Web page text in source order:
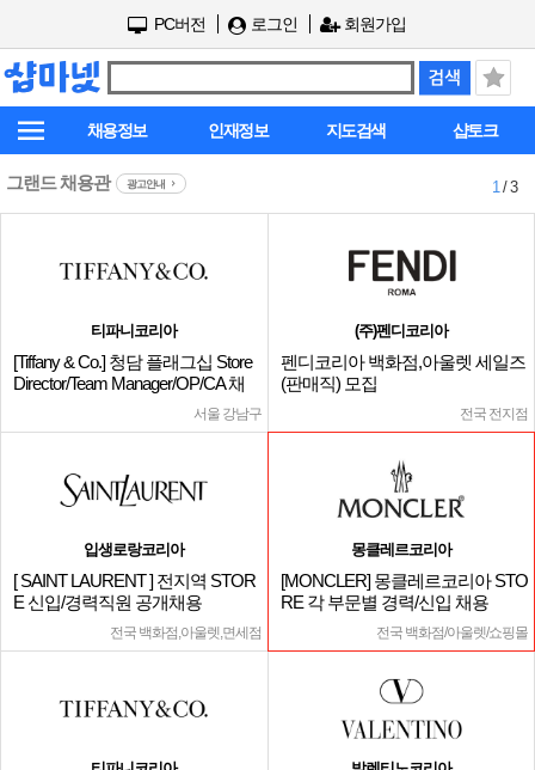
PC버전 로그인 회원가입
채용정보 인재정보 지도검색 샵토크
그랜드 채용관 광고안내 1/ 3
티파니코리아
[Tiffany & Co.] 청담 플래그십 Store
Director/Team Manager/OP/CA 채
서울 강남구
(주)펜디코리아
펜디코리아 백화점,아울렛 세일즈
(판매직) 모집
전국 전지점
입생로랑코리아
[ SAINT LAURENT ] 전지역 STOR
E 신입/경력직원 공개채용
전국 백화점,아울렛,면세점
몽클레르코리아
[MONCLER] 몽클레르코리아 STO
RE 각 부문별 경력/신입 채용
전국 백화점/아울렛/쇼핑몰